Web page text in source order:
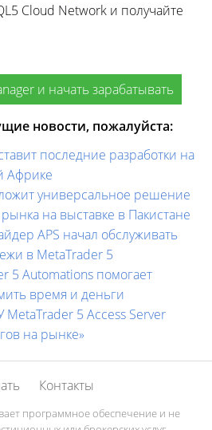
Cloud Network и получайте
и начать зарабатывать
новости, пожалуйста:
последние разработки на
Африке
универсальное решение
на выставке в Пакистане
APS начал обслуживать
в MetaTrader 5
5 Automations помогает
время и деньги
MetaTrader 5 Access Server
на рынке»
Контакты
программное обеспечение и не